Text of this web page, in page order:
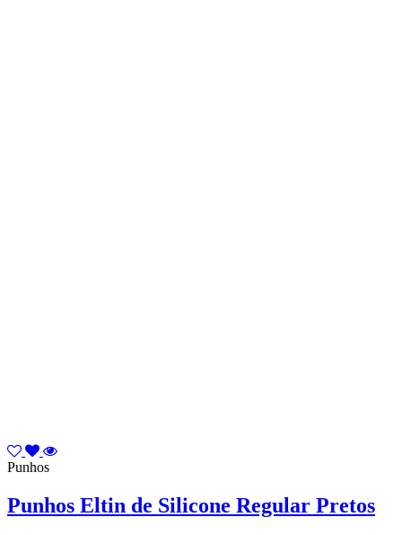
Punhos
Punhos Eltin de Silicone Regular Pretos